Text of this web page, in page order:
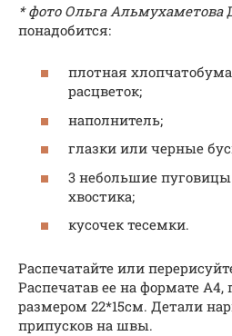
* фото Ольга Альмухаметова
понадобится:
плотная
расцветок;
наполнитель;
глазки или черные
3 небольшие
хвостика;
кусочек тесемки.
Распечатайте или
Распечатав ее на формате
размером 22*15см. Детали
припусков на швы.